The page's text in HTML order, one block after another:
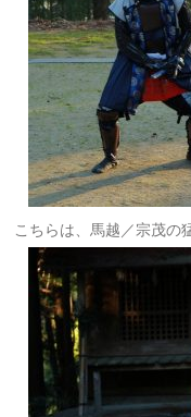
こちらは、馬越／宗茂の